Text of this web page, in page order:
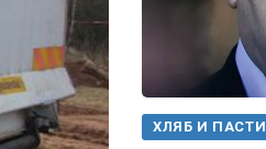
ХЛЯБ И ПАСТИ